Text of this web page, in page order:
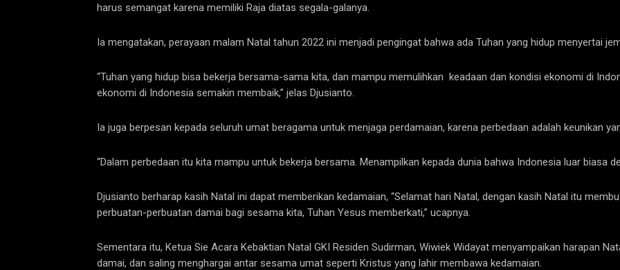
harus semangat karena memiliki Raja diatas segala-galanya.
Ia mengatakan, perayaan malam Natal tahun 2022 ini menjadi pengingat bahwa ada Tuhan yang hidup menyertai
“Tuhan yang hidup bisa bekerja bersama-sama kita, dan mampu memulihkan keadaan dan kondisi ekonomi di
ekonomi di Indonesia semakin membaik,” jelas Djusianto.
Ia juga berpesan kepada seluruh umat beragama untuk menjaga perdamaian, karena perbedaan adalah keunikan
“Dalam perbedaan itu kita mampu untuk bekerja bersama. Menampilkan kepada dunia bahwa Indonesia luar biasa
Djusianto berharap kasih Natal ini dapat memberikan kedamaian, “Selamat hari Natal, dengan kasih Natal itu
perbuatan-perbuatan damai bagi sesama kita, Tuhan Yesus memberkati,” ucapnya.
Sementara itu, Ketua Sie Acara Kebaktian Natal GKI Residen Sudirman, Wiwiek Widayat menyampaikan harapan
damai, dan saling menghargai antar sesama umat seperti Kristus yang lahir membawa kedamaian.